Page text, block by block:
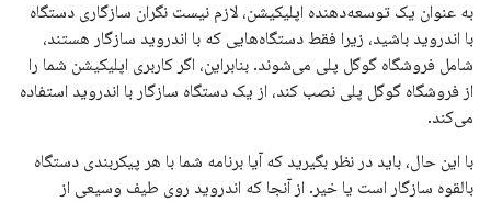
به عنوان یک توسعه‌دهنده اپلیکیشن، لازم نیست نگران سازگاری دستگاه
با اندروید باشید، زیرا فقط دستگاه‌هایی که با اندروید سازگار هستند،
شامل فروشگاه گوگل پلی می‌شوند. بنابراین، اگر کاربری اپلیکیشن شما را
از فروشگاه گوگل پلی نصب کند، از یک دستگاه سازگار با اندروید استفاده
می‌کند.
با این حال، باید در نظر بگیرید که آیا برنامه شما با هر پیکربندی دستگاه
بالقوه سازگار است یا خیر. از آنجا که اندروید روی طیف وسیعی از